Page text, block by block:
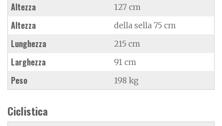
Altezza 127 cm
Altezza della sella 75 cm
Lunghezza 215 cm
Larghezza 91 cm
Peso 198 kg
Ciclistica